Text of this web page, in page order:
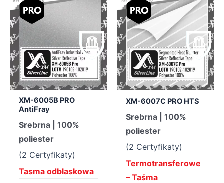
XM-6005B PRO
AntiFray
Srebrna | 100%
poliester
(2 Certyfikaty)
Tasma odblaskowa
XM-6007C PRO HTS
Srebrna | 100%
poliester
(2 Certyfikaty)
Termotransferowe
– Taśma